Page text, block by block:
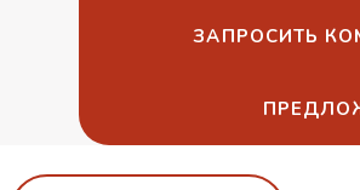
ЗАПРОСИТЬ